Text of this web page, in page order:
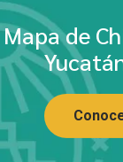
Mapa de